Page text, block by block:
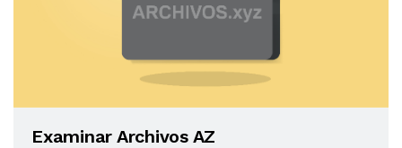
Examinar Archivos AZ